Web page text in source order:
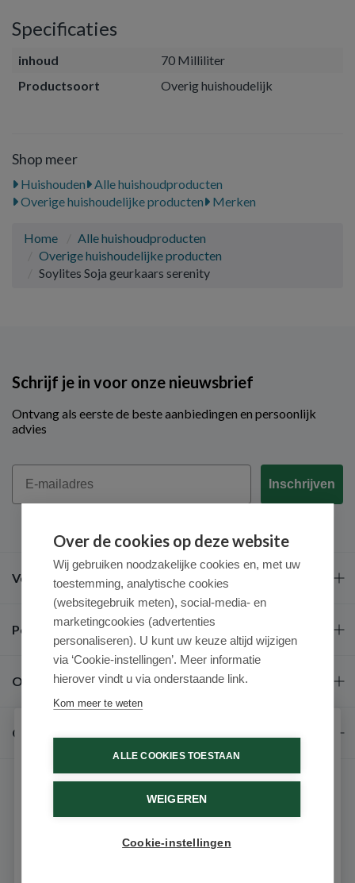
Specificaties
inhoud
70 Milliliter
Productsoort
Overig huishoudelijk
Shop meer
Huishouden
Alle huishoudproducten
Overige huishoudelijke producten
Merken
Home
Alle huishoudproducten
Overige huishoudelijke producten
Soylites Soja geurkaars serenity
Schrijf je in voor onze nieuwsbrief
Ontvang als eerste de beste aanbiedingen en persoonlijk
advies
Email
Inschrijven
Veel gestelde vragen
Populaire merken
Over ons
Contact
9.6 / 10 (531 beoordelingen)
Over de cookies op deze website
Wij gebruiken noodzakelijke cookies en, met uw
toestemming, analytische cookies
(websitegebruik meten), social-media- en
marketingcookies (advertenties
personaliseren). U kunt uw keuze altijd wijzigen
via ‘Cookie-instellingen’. Meer informatie
hierover vindt u via onderstaande link.
Kom meer te weten
ALLE COOKIES TOESTAAN
WEIGEREN
Cookie-instellingen
Schrijf je in voor onze nieuwsbrief
Ontvang als eerste de beste aanbiedingen en persoonlijk
advies